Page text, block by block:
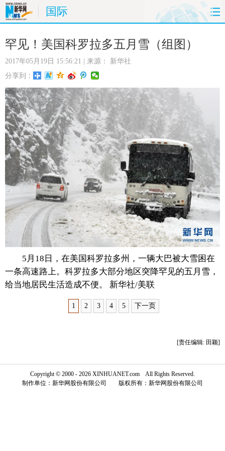
国际
首页 时政 国际
娱乐 体育
时尚 思客 地方
港澳 台湾 华人
科技 能源 房产 公司
图片 视频 彩票 食品
旅游 健康 信息化 数据
金融 公益 军事 无人机
富媒体 摄影 新华广播
新华电视中文 新华电视英文 返回PC
罕见！美国科罗拉多五月雪（组图）
2017年05月19日 15:56:21 | 来源： 新华社
分享到：
5月18日，在美国科罗拉多州，一辆大巴被大雪困在
一条高速路上。科罗拉多大部分地区突降罕见的五月雪，
给当地居民生活造成不便。 新华社/美联
1 2 3 4 5 下一页
[责任编辑: 田颖]
Copyright © 2000 - 2026 XINHUANET.com All Rights Reserved.
制作单位：新华网股份有限公司 版权所有：新华网股份有限公司